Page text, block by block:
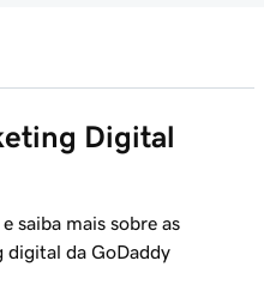
55s
do Instagram
Digital
saiba mais sobre as
digital da GoDaddy